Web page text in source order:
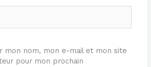
mon nom, mon e-mail et mon site
pour mon prochain